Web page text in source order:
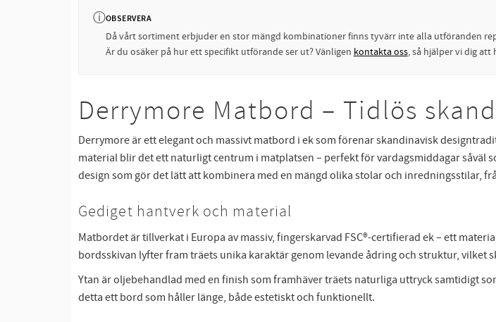
ⓘOBSERVERA
Då vårt sortiment erbjuder en stor mängd kombinationer finns tyvärr inte alla utföranden
Är du osäker på hur ett specifikt utförande ser ut? Vänligen kontakta oss, så hjälper vi dig att
Derrymore Matbord – Tidlös
Derrymore är ett elegant och massivt matbord i ek som förenar skandinavisk
material blir det ett naturligt centrum i matplatsen – perfekt för vardagsmiddagar såväl
design som gör det lätt att kombinera med en mängd olika stolar och inredningsstilar,
Gediget hantverk och material
Matbordet är tillverkat i Europa av massiv, fingerskarvad FSC®-certifierad ek – ett
bordsskivan lyfter fram träets unika karaktär genom levande ådring och struktur, vilket
Ytan är oljebehandlad med en finish som framhäver träets naturliga uttryck samtidigt
detta ett bord som håller länge, både estetiskt och funktionellt.